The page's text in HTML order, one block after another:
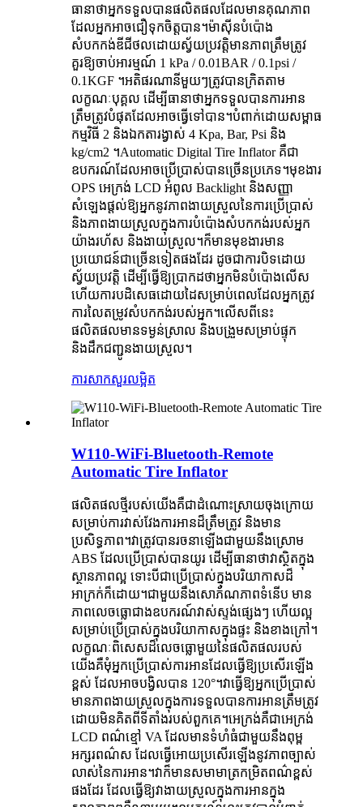
ធានាថាអ្នកទទួលបានផលិតផលដែលមានគុណភាព
ដែលអ្នកអាចជឿទុកចិត្តបាន។ម៉ាស៊ីនបំប៉ោង
សំបកកង់ឌីជីថលដោយស្វ័យប្រវត្តិមានភាពត្រឹមត្រូវ
គួរឱ្យចាប់អារម្មណ៍ 1 kPa / 0.01BAR / 0.1psi /
0.1KGF ។អតិផរណានីមួយៗត្រូវបានក្រិតតាម
លក្ខណៈបុគ្គល ដើម្បីធានាថាអ្នកទទួលបានការអាន
ត្រឹមត្រូវបំផុតដែលអាចធ្វើទៅបាន។បំពាក់ដោយសម្ពាធ
កម្មវិធី 2 និងឯកតារង្វាស់ 4 Kpa, Bar, Psi និង
kg/cm2 ។Automatic Digital Tire Inflator គឺជា
ឧបករណ៍ដែលអាចប្រើប្រាស់បានច្រើនប្រភេទ។មុខងារ
OPS អេក្រង់ LCD អំពូល Backlight និងសញ្ញា
សំឡេងផ្តល់ឱ្យអ្នកនូវភាពងាយស្រួលនៃការប្រើប្រាស់
និងភាពងាយស្រួលក្នុងការបំប៉ោងសំបកកង់របស់អ្នក
យ៉ាងរហ័ស និងងាយស្រួល។ក៏មានមុខងារមាន
ប្រយោជន៍ជាច្រើនទៀតផងដែរ ដូចជាការបិទដោយ
ស្វ័យប្រវត្តិ ដើម្បីធ្វើឱ្យប្រាកដថាអ្នកមិនបំប៉ោងលើស
ហើយការបដិសេធដោយដៃសម្រាប់ពេលដែលអ្នកត្រូវ
ការលៃតម្រូវសំបកកង់របស់អ្នក។លើសពីនេះ
ផលិតផលមានទម្ងន់ស្រាល និងបង្រួមសម្រាប់ផ្ទុក
និងដឹកជញ្ជូនងាយស្រួល។
ការសាកសួរលម្អិត
W110-WiFi-Bluetooth-Remote
Automatic Tire Inflator
ផលិតផលថ្មីរបស់យើងគឺជាដំណោះស្រាយចុងក្រោយ
សម្រាប់ការវាស់វែងការអានដ៏ត្រឹមត្រូវ និងមាន
ប្រសិទ្ធភាព។វាត្រូវបានរចនាឡើងជាមួយនឹងស្រោម
ABS ដែលប្រើប្រាស់បានយូរ ដើម្បីធានាថាវាស្ថិតក្នុង
ស្ថានភាពល្អ ទោះបីជាប្រើប្រាស់ក្នុងបរិយាកាសដ៏
អាក្រក់ក៏ដោយ។ជាមួយនឹងសោភ័ណភាពទំនើប មាន
ភាពលេចធ្លោជាងឧបករណ៍វាស់ស្ទង់ផ្សេងៗ ហើយល្អ
សម្រាប់ប្រើប្រាស់ក្នុងបរិយាកាសក្នុងផ្ទះ និងខាងក្រៅ។
លក្ខណៈពិសេសដ៏លេចធ្លោមួយនៃផលិតផលរបស់
យើងគឺមុំអ្នកប្រើប្រាស់ការអានដែលធ្វើឱ្យប្រសើរឡើង
ខ្ពស់ ដែលអាចបង្វិលបាន 120°។វាធ្វើឱ្យអ្នកប្រើប្រាស់
មានភាពងាយស្រួលក្នុងការទទួលបានការអានត្រឹមត្រូវ
ដោយមិនគិតពីទីតាំងរបស់ពួកគេ។អេក្រង់គឺជាអេក្រង់
LCD ពណ៌ខ្មៅ VA ដែលមានទំហំធំជាមួយនឹងពុម្ព
អក្សរពណ៌ស ដែលធ្វើអោយប្រសើរឡើងនូវភាពច្បាស់
លាស់នៃការអាន។វាក៏មានសមាមាត្រកម្រិតពណ៌ខ្ពស់
ផងដែរ ដែលធ្វើឱ្យវាងាយស្រួលក្នុងការអានក្នុង